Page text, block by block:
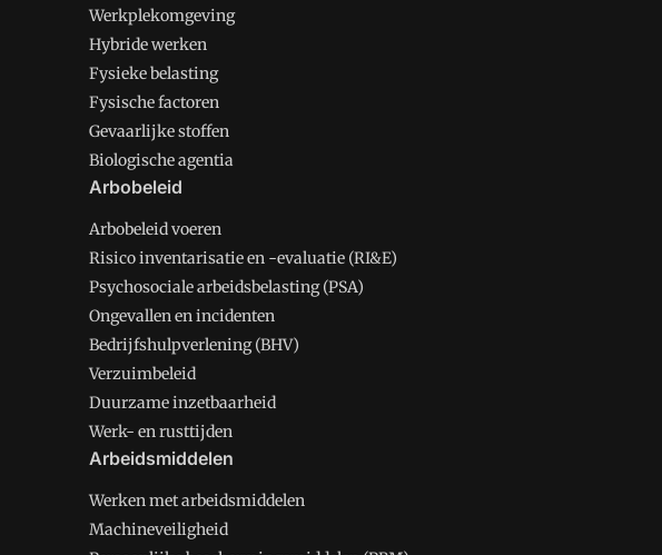
Werkplekomgeving
Hybride werken
Fysieke belasting
Fysische factoren
Gevaarlijke stoffen
Biologische agentia
Arbobeleid
Arbobeleid voeren
Risico inventarisatie en -evaluatie (RI&E)
Psychosociale arbeidsbelasting (PSA)
Ongevallen en incidenten
Bedrijfshulpverlening (BHV)
Verzuimbeleid
Duurzame inzetbaarheid
Werk- en rusttijden
Arbeidsmiddelen
Werken met arbeidsmiddelen
Machineveiligheid